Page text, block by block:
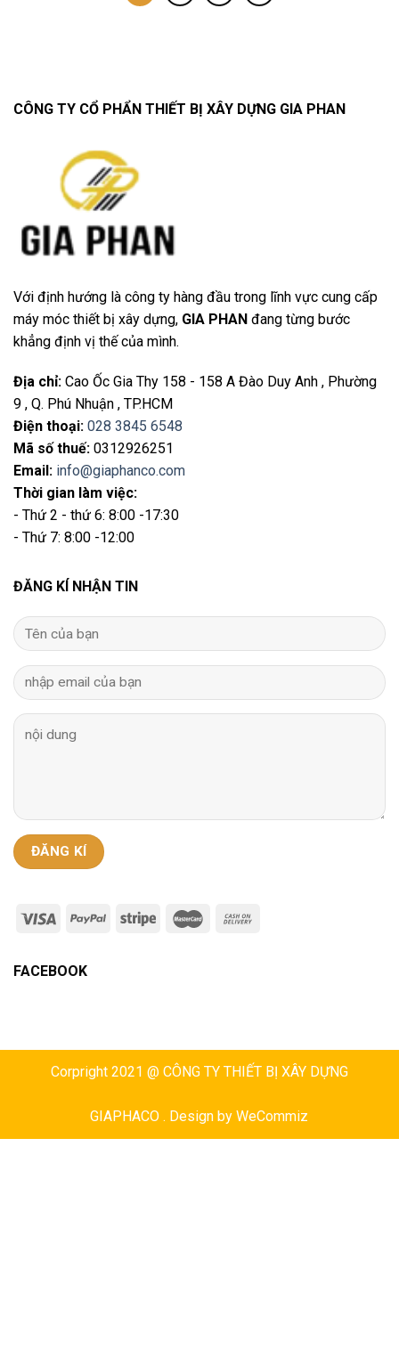
CÔNG TY CỔ PHẨN THIẾT BỊ XÂY DỰNG GIA PHAN
Với định hướng là công ty hàng đầu trong lĩnh vực cung cấp
máy móc thiết bị xây dựng, GIA PHAN đang từng bước
khẳng định vị thế của mình.
Địa chỉ: Cao Ốc Gia Thy 158 - 158 A Đào Duy Anh , Phường
9 , Q. Phú Nhuận , TP.HCM
Điện thoại: 028 3845 6548
Mã số thuế: 0312926251
Email : info@giaphanco.com
Thời gian làm việc:
- Thứ 2 - thứ 6: 8:00 -17:30
- Thứ 7: 8:00 -12:00
ĐĂNG KÍ NHẬN TIN
FACEBOOK
Corpright 2021 @ CÔNG TY THIẾT BỊ XÂY DỰNG
GIAPHACO . Design byWeCommiz